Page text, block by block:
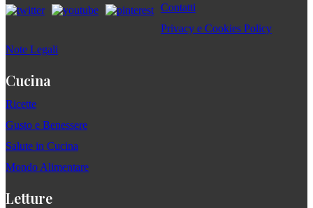
Contatti
Privacy e Cookies Policy
Note Legali
Cucina
Ricette
Gusto e Benessere
Salute in Cucina
Mondo Alimentare
Letture